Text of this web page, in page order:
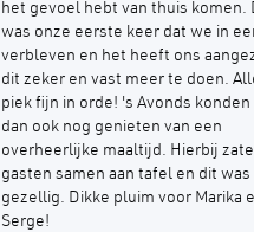
het gevoel hebt van thuis komen.
was onze eerste keer dat we in
verbleven en het heeft ons
dit zeker en vast meer te doen.
piek fijn in orde! 's Avonds konden
dan ook nog genieten van een
overheerlijke maaltijd. Hierbij
gasten samen aan tafel en dit was
gezellig. Dikke pluim voor Marika
Serge!